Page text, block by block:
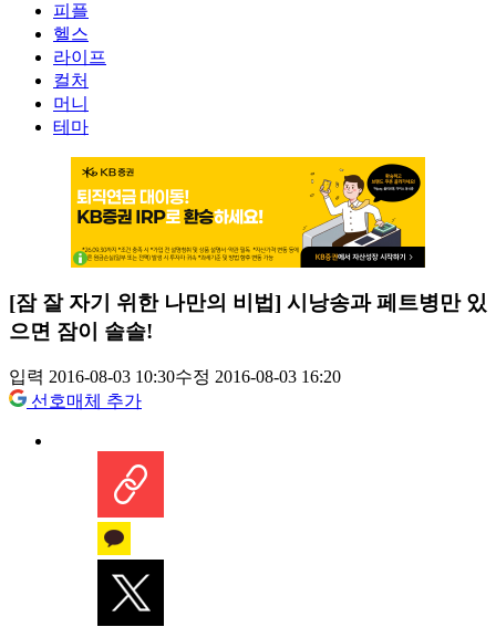
피플
헬스
라이프
컬처
머니
테마
[잠 잘 자기 위한 나만의 비법] 시낭송과 페트병만 있
으면 잠이 솔솔!
입력 2016-08-03 10:30수정 2016-08-03 16:20
선호매체 추가